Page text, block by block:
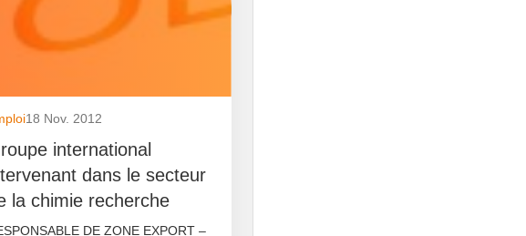
18 Nov. 2012
international
dans le secteur
la chimie recherche
DE ZONE EXPORT –